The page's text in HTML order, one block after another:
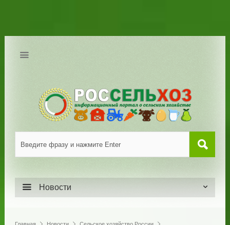
Новости
Главная Новости Сельское хозяйство России